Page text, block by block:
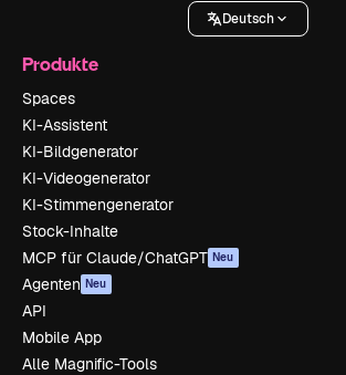
Deutsch
Produkte
Spaces
KI-Assistent
KI-Bildgenerator
KI-Videogenerator
KI-Stimmengenerator
Stock-Inhalte
MCP für Claude/ChatGPT Neu
Agenten Neu
API
Mobile App
Alle Magnific-Tools